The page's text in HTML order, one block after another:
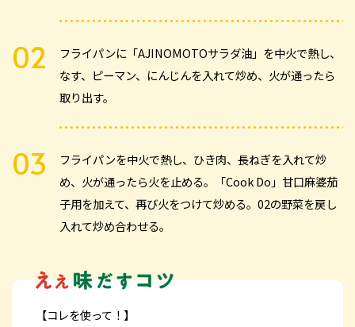
フライパンに「AJINOMOTOサラダ油」を中火で熱し、
なす、ピーマン、にんじんを入れて炒め、火が通ったら
取り出す。
フライパンを中火で熱し、ひき肉、長ねぎを入れて炒
め、火が通ったら火を止める。「Cook Do」甘口麻婆茄
子用を加えて、再び火をつけて炒める。02の野菜を戻し
入れて炒め合わせる。
【コレを使って！】